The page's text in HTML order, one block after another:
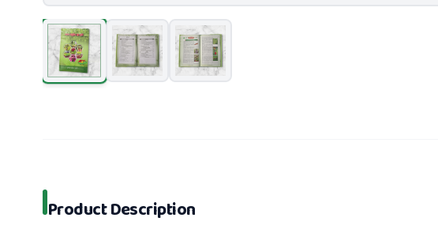
Product Description